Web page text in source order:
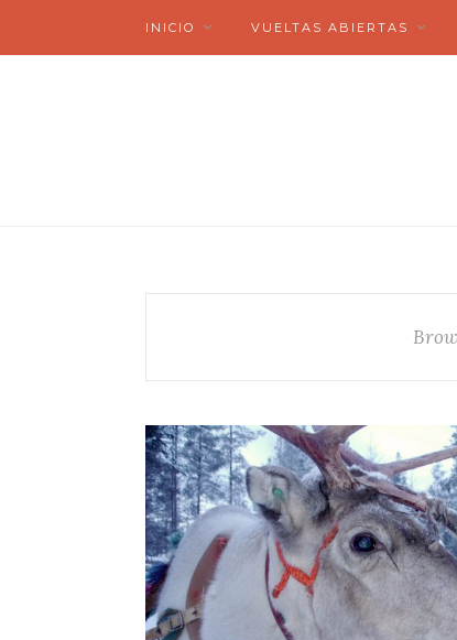
INICIO VUELTAS ABIERTAS